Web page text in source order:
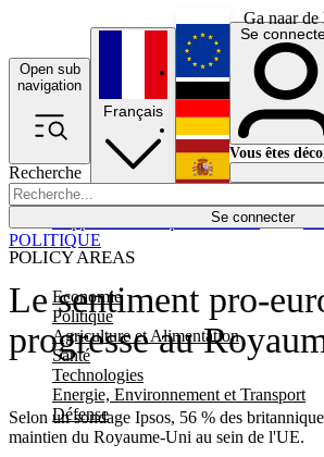
Ga naar
Open sub
navigation
Recherche
Se connecter
POLICY AREAS
Economie
Politique
Agriculture et Alimentation
Santé
Technologies
Energie, Environnement et Transport
Défense
Économie
Français
English
Deutsch
Español
Se
Vous êtes
Le sentiment pro-
progresse au
Selon un sondage Ipsos, 56 % des
maintien du Royaume-Uni au sein de l'UE.
POLITIQUE